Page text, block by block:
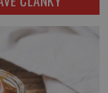
vesnici
hranic […]
ale ještě jiná
se pod
si onu
oblíbil už
se jim